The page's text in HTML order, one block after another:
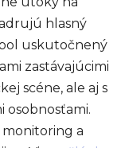
hlasný
uskutočnený
zastávajúcimi
scéne, ale aj s
osobnosťami.
a